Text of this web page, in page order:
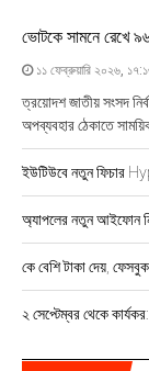
ভোটকে সামনে রেখে ৯৬
১১ ফেব্রুয়ারি ২০২৬,
ত্রয়োদশ জাতীয় সংসদ
অপব্যবহার ঠেকাতে
ইউটিউবে নতুন ফিচার
অ্যাপলের নতুন আইফোন
কে বেশি টাকা দেয়,
২ সেপ্টেম্বর থেকে